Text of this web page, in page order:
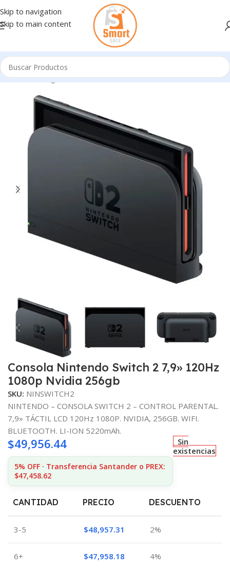
Skip to navigation
Skip to main content
Inicio/Gaming - Consolas
Consola Nintendo Switch 2 7,9» 120Hz
1080p Nvidia 256gb
SKU: NINSWITCH2
NINTENDO – CONSOLA SWITCH 2 – CONTROL PARENTAL.
7,9» TÁCTIL LCD 120Hz 1080P. NVIDIA, 256GB. WIFI.
BLUETOOTH. LI-ION 5220mAh.
$49,956.44
5% OFF · Transferencia Santander o PREX:
$47,458.62
Sin
existencias
CANTIDAD PRECIO DESCUENTO
3-5 $48,957.31 2%
6+ $47,958.18
4%